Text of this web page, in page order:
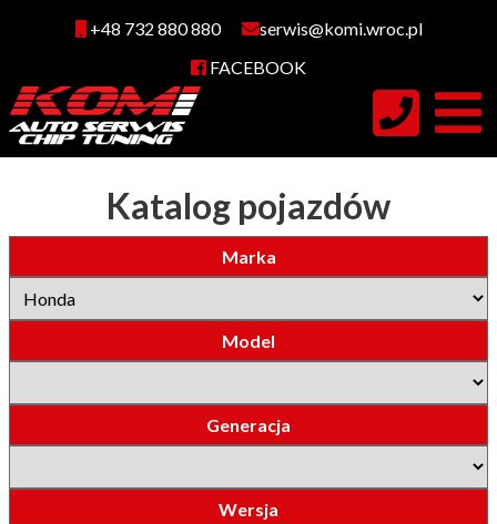
+48 732 880 880
serwis@komi.wroc.pl
FACEBOOK
Katalog pojazdów
Marka
Model
Generacja
Wersja